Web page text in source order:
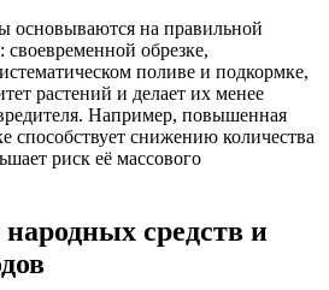
основываются на правильной
своевременной обрезке,
поливе и подкормке,
растений и делает их менее
Например, повышенная
способствует снижению количества
риск её массового
средств и